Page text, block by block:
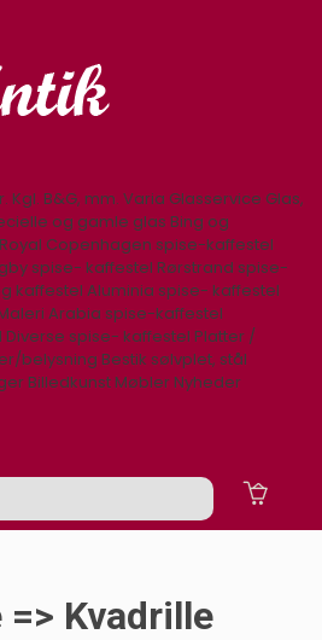
Kgl. B&G, mm. Varia Glasservice Glas,
og gamle glas Bing og
Royal Copenhagen spise-kaffestel
spise- kaffestel Rørstrand spise-
kaffestel Aluminia spise- kaffestel
Arabia spise-kaffestel
Diverse spise- kaffestel Platter /
belysning Bestik sølvplet, stål
Billedkunst Møbler Nyheder
Kvadrille